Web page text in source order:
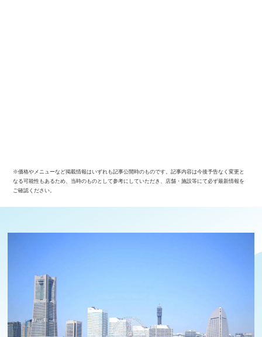
※価格やメニューなど掲載情報はいずれも記事公開時のものです。記事内容は今後予告なく変更と
なる可能性もあるため、当時のものとして参考にしていただき、店舗・施設等にて必ず最新情報を
ご確認ください。